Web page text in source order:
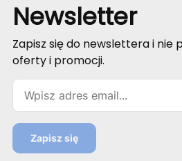
Newsletter
Zapisz się do newslettera i nie
oferty i promocji.
Email
Zapisz się